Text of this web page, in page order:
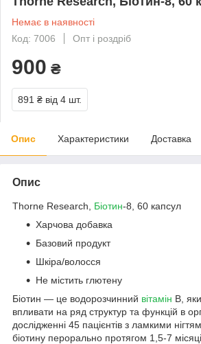
Немає в наявності
Код: 7006
Опт і роздріб
900 ₴
891 ₴ від 4 шт.
Опис Характеристики Доставка
Опис
Thorne Research, Біотин-8, 60 капсул
Харчова добавка
Базовий продукт
Шкіра/волосся
Не містить глютену
Біотин — це водорозчинний вітамін B,
впливати на ряд структур та функцій в
дослідженні 45 пацієнтів з ламкими
біотину перорально протягом 1,5-7